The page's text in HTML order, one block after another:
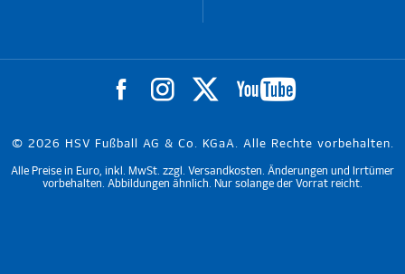
© 2026 HSV Fußball AG & Co. KGaA. Alle Rechte vorbehalten.
Alle Preise in Euro, inkl. MwSt. zzgl. Versandkosten. Änderungen und Irrtümer
vorbehalten. Abbildungen ähnlich. Nur solange der Vorrat reicht.